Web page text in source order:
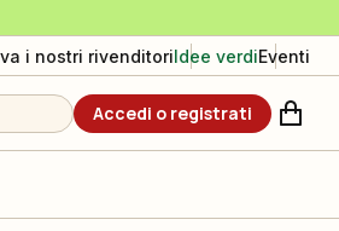
i nostri rivenditoriIdee verdiEventi
Accedi o registrati